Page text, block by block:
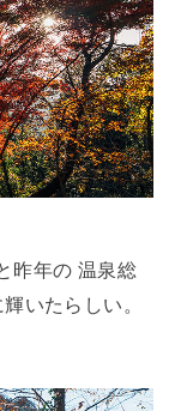
昨年の 温泉総
いたらしい。